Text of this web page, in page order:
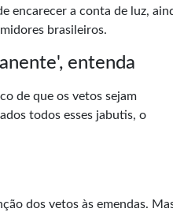
encarecer a conta de luz,
brasileiros.
entenda
de que os vetos sejam
todos esses jabutis, o
dos vetos às emendas.